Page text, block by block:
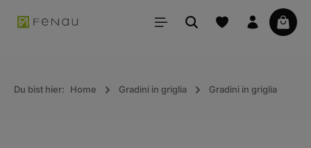
principale Il
Du bist hier: Home Gradini in griglia Gradini in griglia